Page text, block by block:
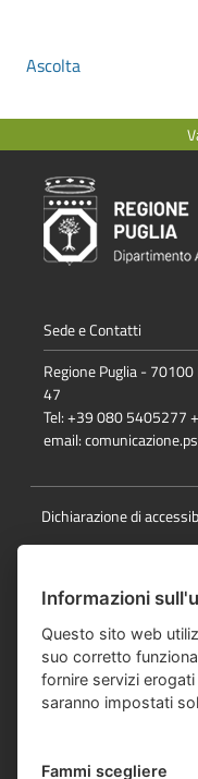
Ascolta
Sede e Contatti
Regione Puglia -
47
Tel: +39 080 5405277
email:
Dichiarazione di
Cookie e privacy
Responsabile della
Mappa del sito
Informazioni
Questo sito web
suo corretto
fornire servizi
saranno impostati
Fammi scegliere